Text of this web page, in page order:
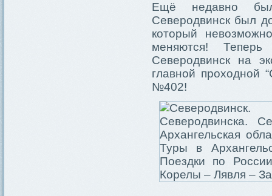
Ещё недавно
Северодвинск был
который
меняются!
Северодвинск на
главной проходной
№402!